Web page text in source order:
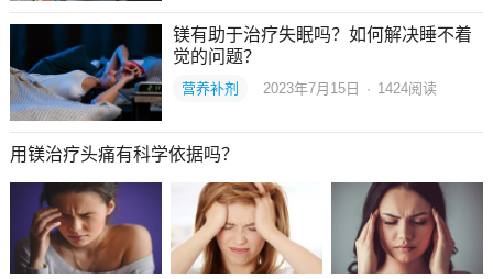
镁有助于治疗失眠吗？如何解决睡不着
觉的问题？
营养补剂 2023年7月15日 · 1424阅读
用镁治疗头痛有科学依据吗？